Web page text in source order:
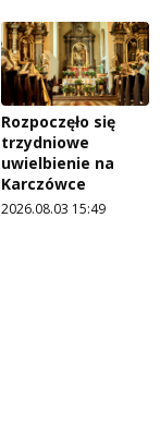
Rozpoczęło się
trzydniowe
uwielbienie na
Karczówce
2026.08.03 15:49